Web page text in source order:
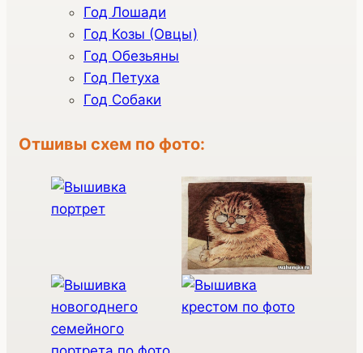
Год Лошади
Год Козы (Овцы)
Год Обезьяны
Год Петуха
Год Собаки
Отшивы схем по фото: